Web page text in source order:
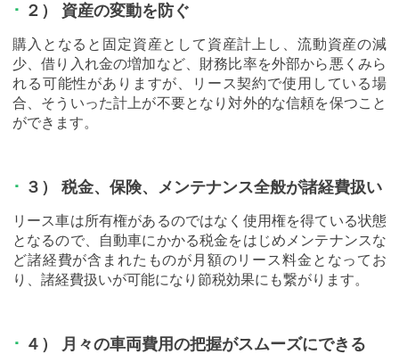
２） 資産の変動を防ぐ
購入となると固定資産として資産計上し、流動資産の減
少、借り入れ金の増加など、財務比率を外部から悪くみら
れる可能性がありますが、リース契約で使用している場
合、そういった計上が不要となり対外的な信頼を保つこと
ができます。
３） 税金、保険、メンテナンス全般が諸経費扱い
リース車は所有権があるのではなく使用権を得ている状態
となるので、自動車にかかる税金をはじめメンテナンスな
ど諸経費が含まれたものが月額のリース料金となってお
り、諸経費扱いが可能になり節税効果にも繋がります。
４） 月々の車両費用の把握がスムーズにできる